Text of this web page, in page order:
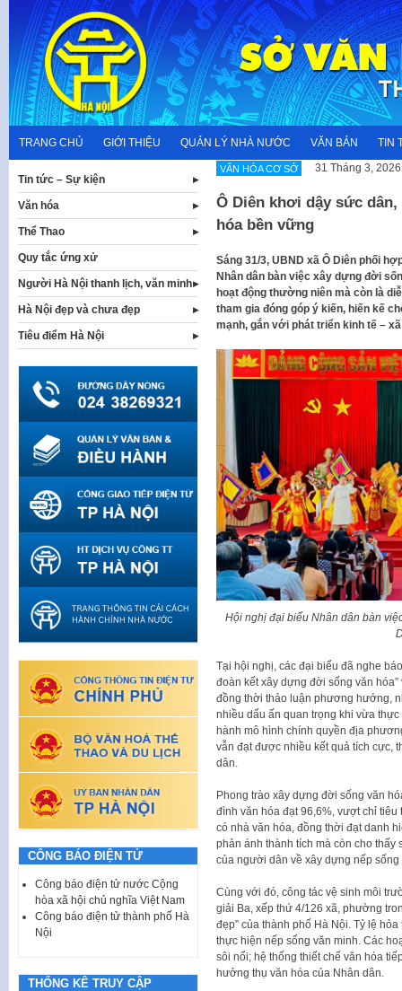
content
TRANG CHỦ GIỚI THIỆU QUẢN LÝ NHÀ NƯỚC VĂN BẢN TIN
VĂN HÓA CƠ SỞ 31 Tháng 3, 2026
Ô Diên khơi dậy sức
hóa bền vững
Sáng 31/3, UBND xã Ô Diên phối
Nhân dân bàn việc xây dựng đời
hoạt động thường niên mà còn là
tham gia đóng góp ý kiến, hiến kế
mạnh, gắn với phát triển kinh tế –
Hội nghị đại biểu Nhân dân bàn
Tại hội nghị, các đại biểu đã nghe
đoàn kết xây dựng đời sống văn
đồng thời thảo luận phương hướng,
nhiều dấu ấn quan trọng khi vừa
hành mô hình chính quyền địa
vẫn đạt được nhiều kết quả tích cực,
dân.
Phong trào xây dựng đời sống văn
đình văn hóa đạt 96,6%, vượt chỉ
có nhà văn hóa, đồng thời đạt danh
phản ánh thành tích mà còn cho
của người dân về xây dựng nếp sống
Cùng với đó, công tác vệ sinh môi
giải Ba, xếp thứ 4/126 xã, phường
đẹp” của thành phố Hà Nội. Tỷ lệ
thực hiện nếp sống văn minh. Các
sôi nổi; hệ thống thiết chế văn hóa
hưởng thụ văn hóa của Nhân dân.
Tin tức – Sự kiện
Văn hóa
Thể Thao
Quy tắc ứng xử
Người Hà Nội thanh lịch, văn minh
Hà Nội đẹp và chưa đẹp
Tiêu điểm Hà Nội
CÔNG BÁO ĐIỆN TỬ
Công báo điện tử nước Cộng
hòa xã hội chủ nghĩa Việt Nam
Công báo điện tử thành phố Hà
Nội
THỐNG KÊ TRUY CẬP